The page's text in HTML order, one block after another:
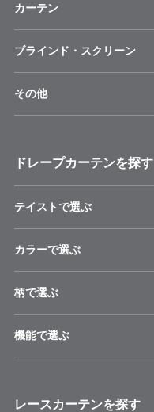
カーテン
ブラインド・スクリーン
その他
ドレープカーテンを探す
テイストで選ぶ
カラーで選ぶ
柄で選ぶ
機能で選ぶ
レースカーテンを探す